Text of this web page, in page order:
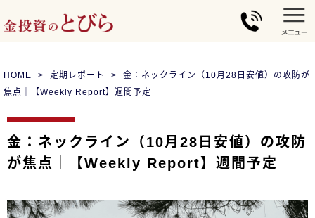
HOME 定期レポート
金：ネックライン（10月28日安値）の攻防が
焦点｜【Weekly Report】週間予定
金：ネックライン（10月28日安値）の攻防
が焦点｜【Weekly Report】週間予定